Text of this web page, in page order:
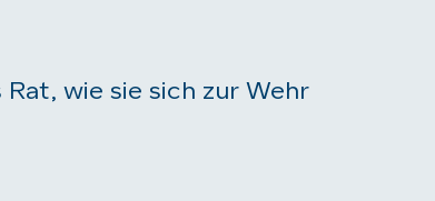
wie sie sich zur Wehr